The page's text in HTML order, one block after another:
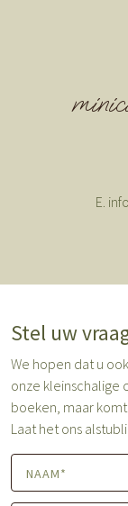
E.
Stel uw
We hopen dat u
onze kleinschalige
boeken, maar
Laat het ons